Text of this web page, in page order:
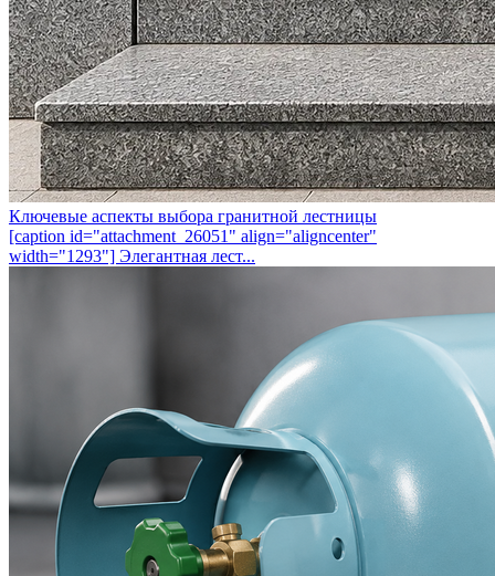
Ключевые аспекты выбора гранитной лестницы
[caption id="attachment_26051" align="aligncenter"
width="1293"] Элегантная лест...